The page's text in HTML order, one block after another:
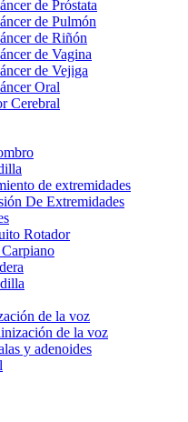
de Próstata
de Pulmón
de Riñón
de Vagina
de Vejiga
Oral
Cerebral
de extremidades
De Extremidades
Rotador
de la voz
de la voz
y adenoides